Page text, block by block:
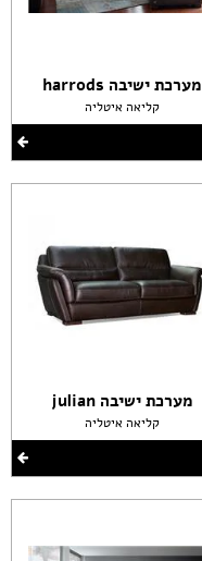
מערכת ישיבה harrods
קליאה איטליה
מערכת ישיבה julian
קליאה איטליה